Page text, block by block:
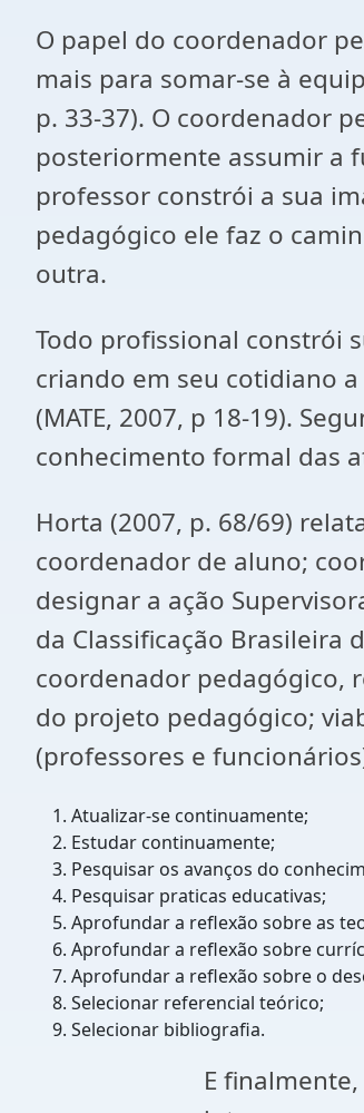
O papel do coordenador
mais para somar-se à
p. 33-37). O coordenador
posteriormente assumir a
professor constrói a sua
pedagógico ele faz o
outra.
Todo profissional constrói
criando em seu cotidiano
(MATE, 2007, p 18-19).
conhecimento formal das
Horta (2007, p. 68/69)
coordenador de aluno;
designar a ação
da Classificação Brasileira
coordenador pedagógico,
do projeto pedagógico;
(professores e
Atualizar-se continuamente;
Estudar continuamente;
Pesquisar os avanços do
Pesquisar praticas educativas;
Aprofundar a reflexão sobre as
Aprofundar a reflexão sobre
Aprofundar a reflexão sobre o
Selecionar referencial teórico;
Selecionar bibliografia.
E